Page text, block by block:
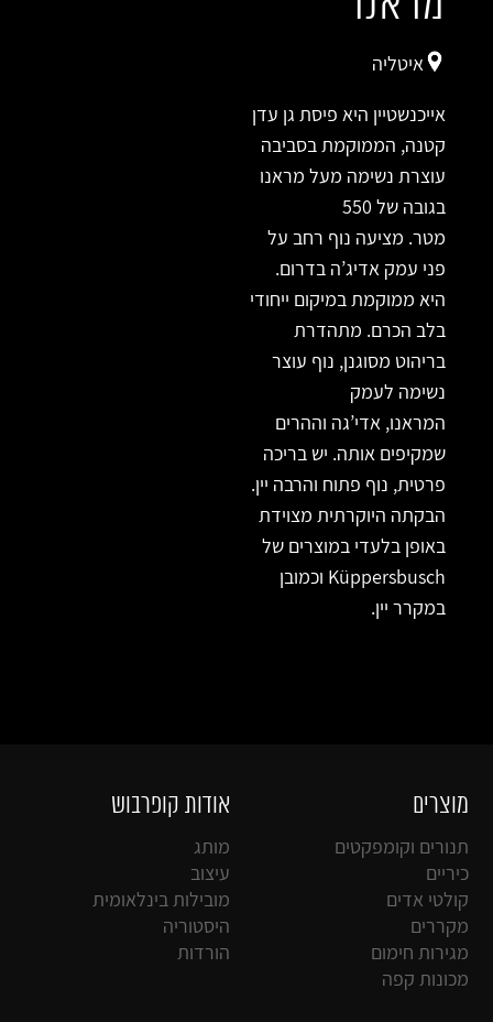
איטליה
אייכנשטיין היא פיסת גן עדן
קטנה, הממוקמת בסביבה
עוצרת נשימה מעל מראנו
בגובה של 550
מטר. מציעה נוף רחב על
פני עמק אדיג’ה בדרום.
היא ממוקמת במיקום ייחודי
בלב הכרם. מתהדרת
בריהוט מסוגנן, נוף עוצר
נשימה לעמק
המראנו, אדי’גה וההרים
שמקיפים אותה. יש בריכה
פרטית, נוף פתוח והרבה יין.
הבקתה היוקרתית מצוידת
באופן בלעדי במוצרים של
Küppersbusch וכמובן
במקרר יין.
מוצרים
תנורים וקומפקטים
כיריים
קולטי אדים
מקררים
מגירות חימום
מכונות קפה
אודות קופרבוש
מותג
עיצוב
מובילות בינלאומית
היסטוריה
הורדות